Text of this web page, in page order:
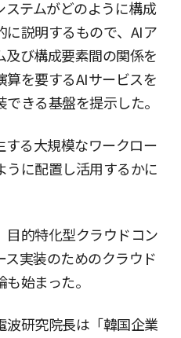
テムがどのように構成
に説明するもので、AIア
及び構成要素間の関係を
算を要するAIサービスを
きる基盤を提示した。
る大規模なワークロー
うに配置し活用するかに
目的特化型クラウドコン
ス実装のためのクラウド
始まった。
波研究院長は「韓国企業